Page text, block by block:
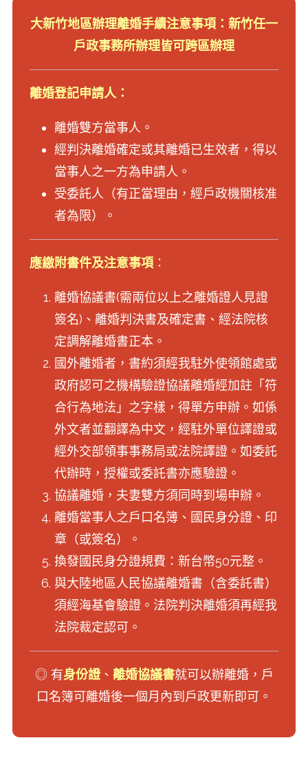
大新竹地區辦理離婚手續注意事項：新竹任一
戶政事務所辦理皆可跨區辦理
離婚登記申請人：
離婚雙方當事人。
經判決離婚確定或其離婚已生效者，得以
當事人之一方為申請人。
受委託人（有正當理由，經戶政機關核准
者為限）。
應繳附書件及注意事項 ：
離婚協議書(需兩位以上之離婚證人見證
簽名)、離婚判決書及確定書、經法院核
定調解離婚書正本。
國外離婚者，書約須經我駐外使領館處或
政府認可之機構驗證協議離婚經加註「符
合行為地法」之字樣，得單方申辦。如係
外文者並翻譯為中文，經駐外單位譯證或
經外交部領事事務局或法院譯證。如委託
代辦時，授權或委託書亦應驗證。
協議離婚，夫妻雙方須同時到場申辦。
離婚當事人之戶口名簿、國民身分證、印
章（或簽名）。
換發國民身分證規費：新台幣50元整。
與大陸地區人民協議離婚書（含委託書）
須經海基會驗證。法院判決離婚須再經我
法院裁定認可。
◎ 有身份證、 離婚協議書就可以辦離婚，戶
口名簿可離婚後一個月內到戶政更新即可。